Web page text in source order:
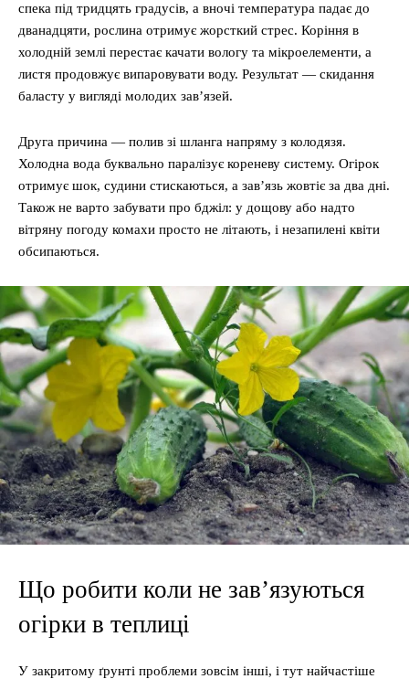
спека під тридцять градусів, а вночі температура падає до
дванадцяти, рослина отримує жорсткий стрес. Коріння в
холодній землі перестає качати вологу та мікроелементи, а
листя продовжує випаровувати воду. Результат — скидання
баласту у вигляді молодих зав’язей.
Друга причина — полив зі шланга напряму з колодязя.
Холодна вода буквально паралізує кореневу систему. Огірок
отримує шок, судини стискаються, а зав’язь жовтіє за два дні.
Також не варто забувати про бджіл: у дощову або надто
вітряну погоду комахи просто не літають, і незапилені квіти
обсипаються.
Що робити коли не зав’язуються
огірки в теплиці
У закритому ґрунті проблеми зовсім інші, і тут найчастіше